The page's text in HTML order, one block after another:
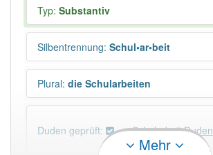
Typ: Substantiv
Silbentrennung: Schul•ar•beit
Plural: die Schularbeiten
Duden geprüft: Schularbeit Duden
Mehr